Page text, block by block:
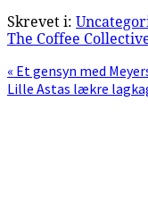
Skrevet i:
The Coffee
Previous
Post:
« Et gensyn med
Next
Lille Astas lækre